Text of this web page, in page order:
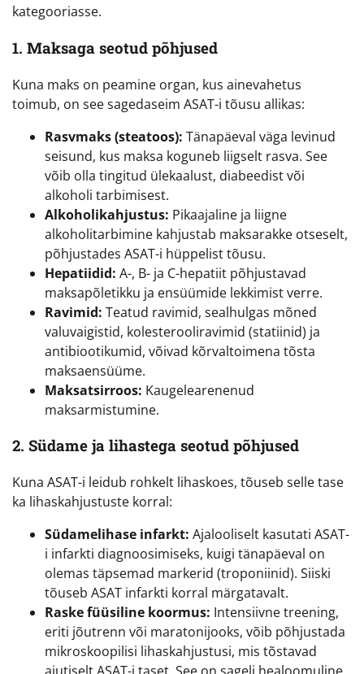
kategooriasse.
1. Maksaga seotud põhjused
Kuna maks on peamine organ, kus ainevahetus
toimub, on see sagedaseim ASAT-i tõusu allikas:
Rasvmaks (steatoos): Tänapäeval väga levinud
seisund, kus maksa koguneb liigselt rasva. See
võib olla tingitud ülekaalust, diabeedist või
alkoholi tarbimisest.
Alkoholikahjustus: Pikaajaline ja liigne
alkoholitarbimine kahjustab maksarakke otseselt,
põhjustades ASAT-i hüppelist tõusu.
Hepatiidid: A-, B- ja C-hepatiit põhjustavad
maksapõletikku ja ensüümide lekkimist verre.
Ravimid: Teatud ravimid, sealhulgas mõned
valuvaigistid, kolesterooliravimid (statiinid) ja
antibiootikumid, võivad kõrvaltoimena tõsta
maksaensüüme.
Maksatsirroos: Kaugelearenenud
maksarmistumine.
2. Südame ja lihastega seotud põhjused
Kuna ASAT-i leidub rohkelt lihaskoes, tõuseb selle tase
ka lihaskahjustuste korral:
Südamelihase infarkt: Ajalooliselt kasutati ASAT-
i infarkti diagnoosimiseks, kuigi tänapäeval on
olemas täpsemad markerid (troponiinid). Siiski
tõuseb ASAT infarkti korral märgatavalt.
Raske füüsiline koormus: Intensiivne treening,
eriti jõutrenn või maratonijooks, võib põhjustada
mikroskoopilisi lihaskahjustusi, mis tõstavad